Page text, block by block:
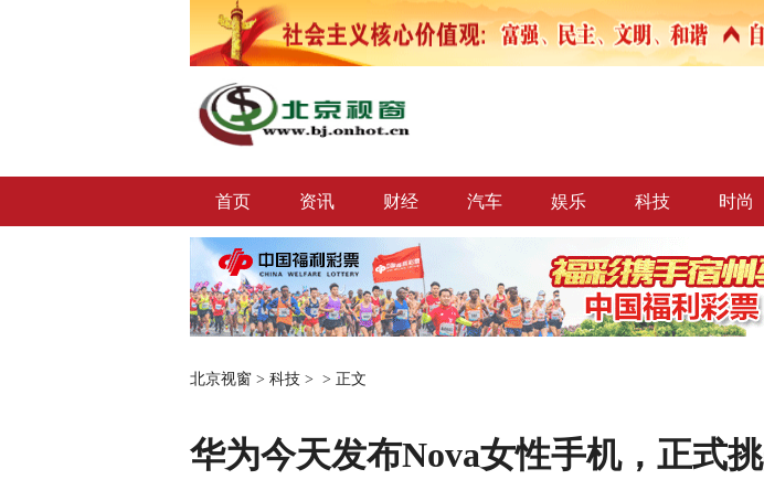
首页 资讯 财经 汽车 娱乐 科技 时尚
北京视窗 > 科技 > > 正文
华为今天发布Nova女性手机，正式